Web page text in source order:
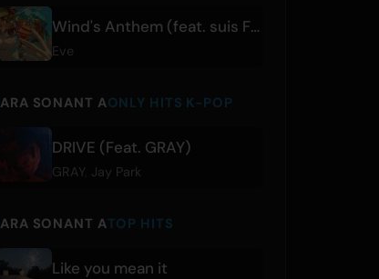
Wind's Anthem (feat. suis From Yorushika)
Eve
ARA SONANT AONLY HITS K-POP
DRIVE (Feat. GRAY)
GRAY Jay Park
ARA SONANT ATOP HITS
Like you mean it